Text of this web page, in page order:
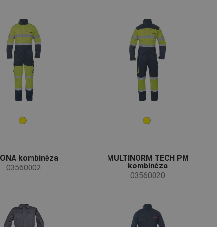
kombinéza
03560002
MULTINORM TECH PM
kombinéza
03560020